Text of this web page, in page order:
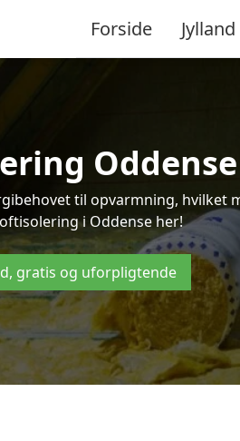
Forside Jylland
Oddense
til opvarmning, hvilket
i Oddense her!
gratis og uforpligtende